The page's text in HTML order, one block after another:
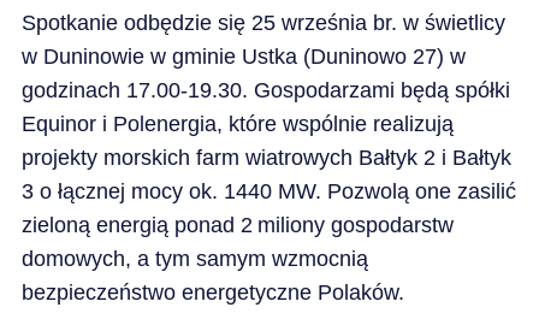
Spotkanie odbędzie się 25 września br. w świetlicy
w Duninowie w gminie Ustka (Duninowo 27) w
godzinach 17.00-19.30. Gospodarzami będą spółki
Equinor i Polenergia, które wspólnie realizują
projekty morskich farm wiatrowych Bałtyk 2 i Bałtyk
3 o łącznej mocy ok. 1440 MW. Pozwolą one zasilić
zieloną energią ponad 2 miliony gospodarstw
domowych, a tym samym wzmocnią
bezpieczeństwo energetyczne Polaków.